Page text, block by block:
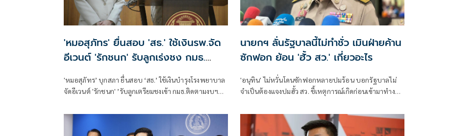
'หมอสุภัทร' ยื่นสอบ 'สธ.' ใช้เงินรพ.จัด
อีเวนต์ 'รักชนก' รับลูกเร่งชง กมธ.
'หมอสุภัทร’ บุกสภา ยื่นสอบ ‘สธ.’ ใช้เงินบำรุงโรงพยาบาล
จัดอีเวนต์ 'รักชนก' ’รับลูกเตรียมชงเข้า กมธ.ติดตามงบฯ
นายกฯ ลั่นรัฐบาลนี้ไม่ทำชั่ว เมินฝ่ายค้าน
ซักฟอก ย้อน 'ฮั้ว สว.' เกี่ยวอะไร
'อนุทิน' ไม่หวั่นโดนซักฟอกหลายปมร้อน บอกรัฐบาลไม่
จำเป็นต้องแจงปมฮั้ว สว. ชี้เหตุการณ์เกิดก่อนเข้ามาทำงาน
องครักษ์พิทักษ์